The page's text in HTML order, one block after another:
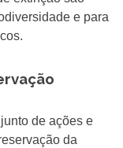
e para
de ações e
da